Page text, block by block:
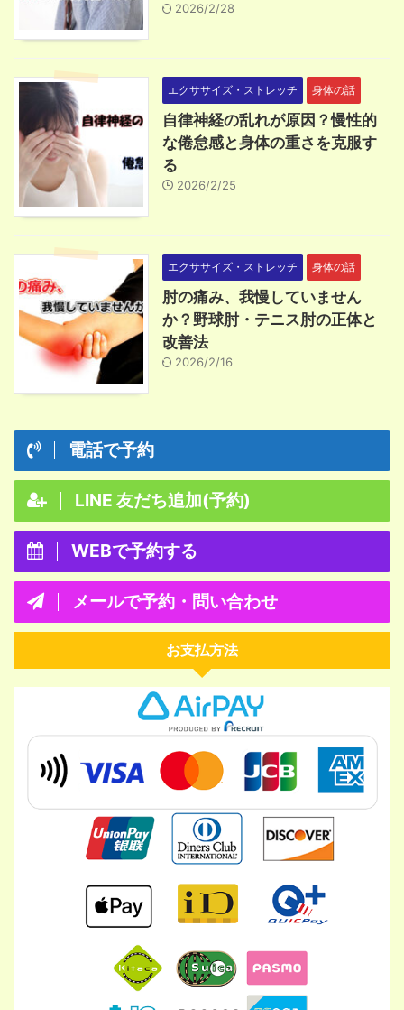
2026/2/28
エクササイズ・ストレッチ 身体の話
自律神経の乱れが原因？慢性的
な倦怠感と身体の重さを克服す
る
2026/2/25
エクササイズ・ストレッチ 身体の話
肘の痛み、我慢していません
か？野球肘・テニス肘の正体と
改善法
2026/2/16
電話で予約
LINE 友だち追加(予約)
WEBで予約する
メールで予約・問い合わせ
お支払方法